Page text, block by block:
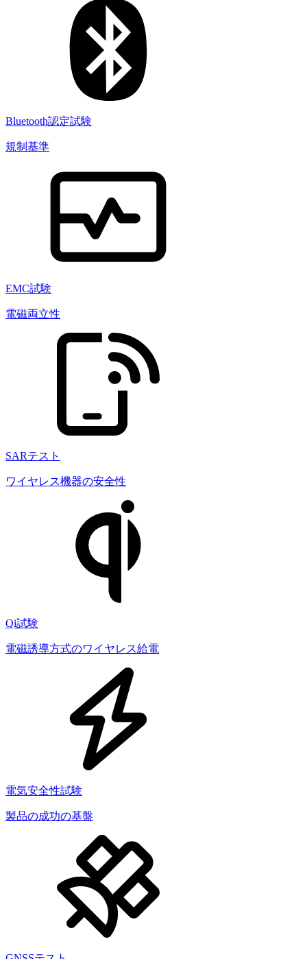
Bluetooth認定試験
規制基準
EMC試験
電磁両立性
SARテスト
ワイヤレス機器の安全性
Qi試験
電磁誘導方式のワイヤレス給電
電気安全性試験
製品の成功の基盤